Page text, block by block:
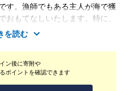
ン後に寄附や
ポイントを確認できます
す。漁師でもある主人が海で獲
おもてなしいたします。特に、
絶品！春の潮干狩りや夏の海水
を読む